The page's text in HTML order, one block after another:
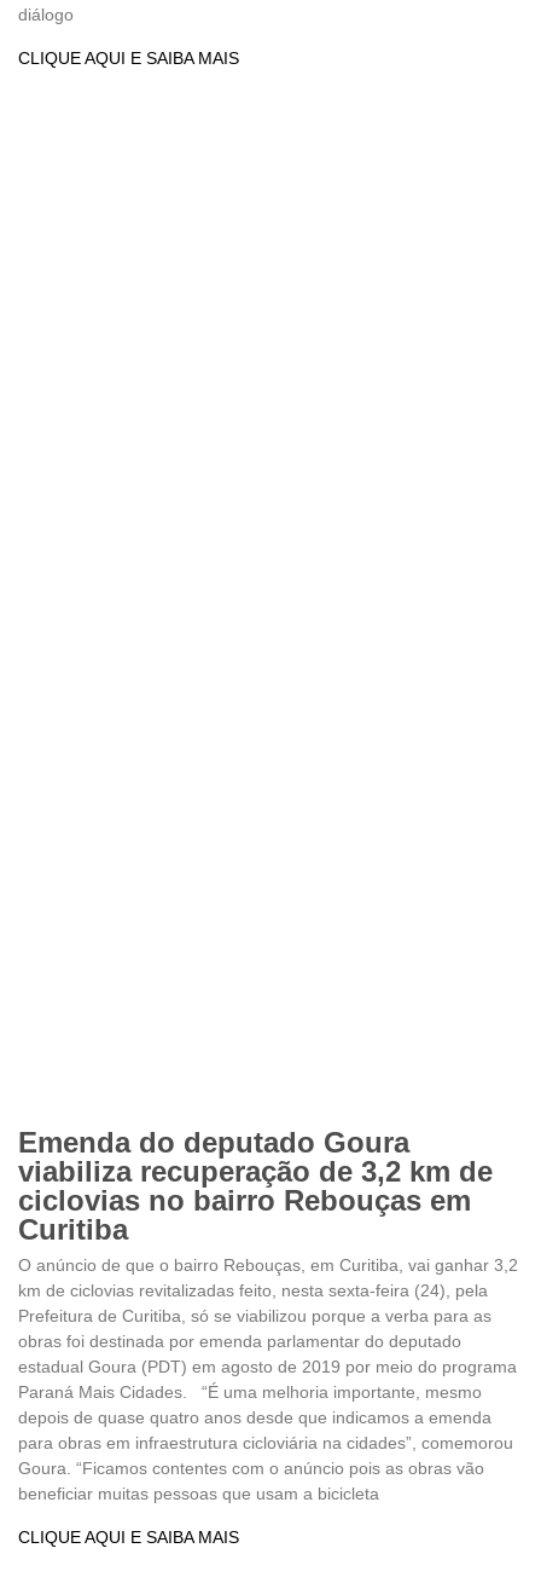
diálogo
CLIQUE AQUI E SAIBA MAIS
Emenda do deputado Goura
viabiliza recuperação de 3,2 km de
ciclovias no bairro Rebouças em
Curitiba
O anúncio de que o bairro Rebouças, em Curitiba, vai ganhar 3,2
km de ciclovias revitalizadas feito, nesta sexta-feira (24), pela
Prefeitura de Curitiba, só se viabilizou porque a verba para as
obras foi destinada por emenda parlamentar do deputado
estadual Goura (PDT) em agosto de 2019 por meio do programa
Paraná Mais Cidades. “É uma melhoria importante, mesmo
depois de quase quatro anos desde que indicamos a emenda
para obras em infraestrutura cicloviária na cidades”, comemorou
Goura. “Ficamos contentes com o anúncio pois as obras vão
beneficiar muitas pessoas que usam a bicicleta
CLIQUE AQUI E SAIBA MAIS